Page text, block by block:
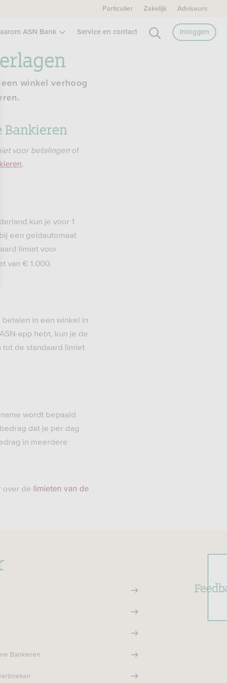
Particulier Zakelijk Adviseurs
ASN Bank Service en contact Inloggen
winkel verhoog
Bankieren
voor betalingen of
.
kun je voor 1
een geldautomaat
limiet voor
van € 1.000.
in een winkel in
app hebt, kun je de
de standaard limiet
wordt bepaald
dat je per dag
in meerdere
over de limieten van de
Bankieren